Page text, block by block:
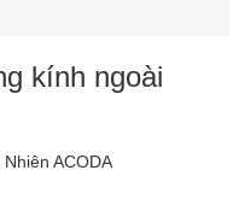
kính ngoài
ACODA